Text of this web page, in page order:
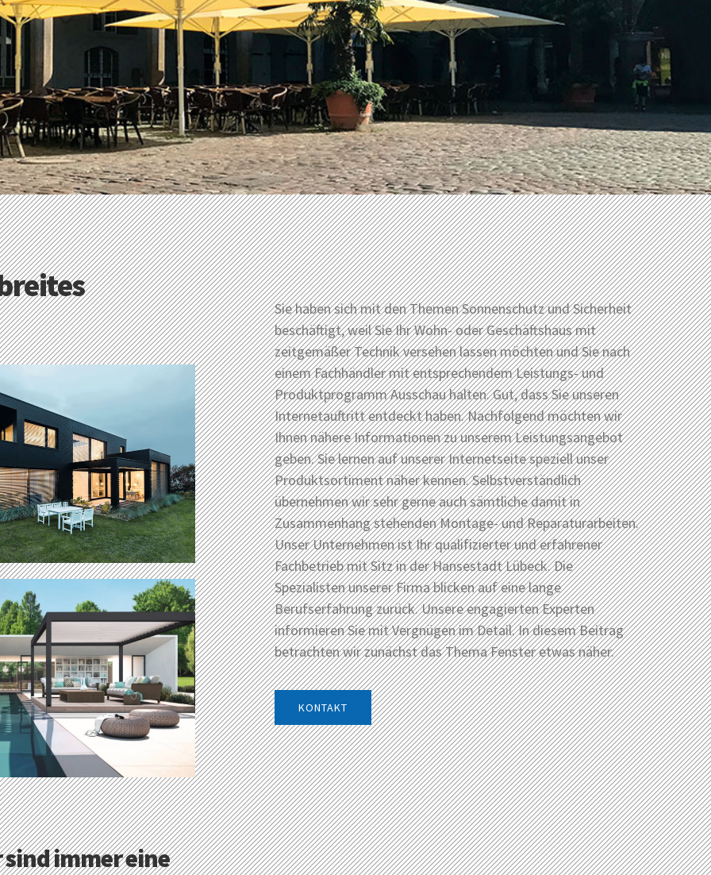
Sie haben sich mit den Themen Sonnenschutz und Sicherheit
beschäftigt, weil Sie Ihr Wohn- oder Geschäftshaus mit
zeitgemäßer Technik versehen lassen möchten und Sie nach
einem Fachhändler mit entsprechendem Leistungs- und
Produktprogramm Ausschau halten. Gut, dass Sie unseren
Internetauftritt entdeckt haben. Nachfolgend möchten wir
Ihnen nähere Informationen zu unserem Leistungsangebot
geben. Sie lernen auf unserer Internetseite speziell unser
Produktsortiment näher kennen. Selbstverständlich
übernehmen wir sehr gerne auch sämtliche damit in
Zusammenhang stehenden Montage- und Reparaturarbeiten.
Unser Unternehmen ist Ihr qualifizierter und erfahrener
Fachbetrieb mit Sitz in der Hansestadt Lübeck. Die
Spezialisten unserer Firma blicken auf eine lange
Berufserfahrung zurück. Unsere engagierten Experten
informieren Sie mit Vergnügen im Detail. In diesem Beitrag
betrachten wir zunächst das Thema Fenster etwas näher.
KONTAKT
immer eine